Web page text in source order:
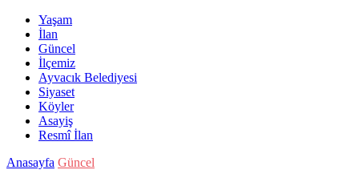
Yaşam
İlan
Güncel
İlçemiz
Ayvacık Belediyesi
Siyaset
Köyler
Asayiş
Resmî İlan
Anasayfa Güncel